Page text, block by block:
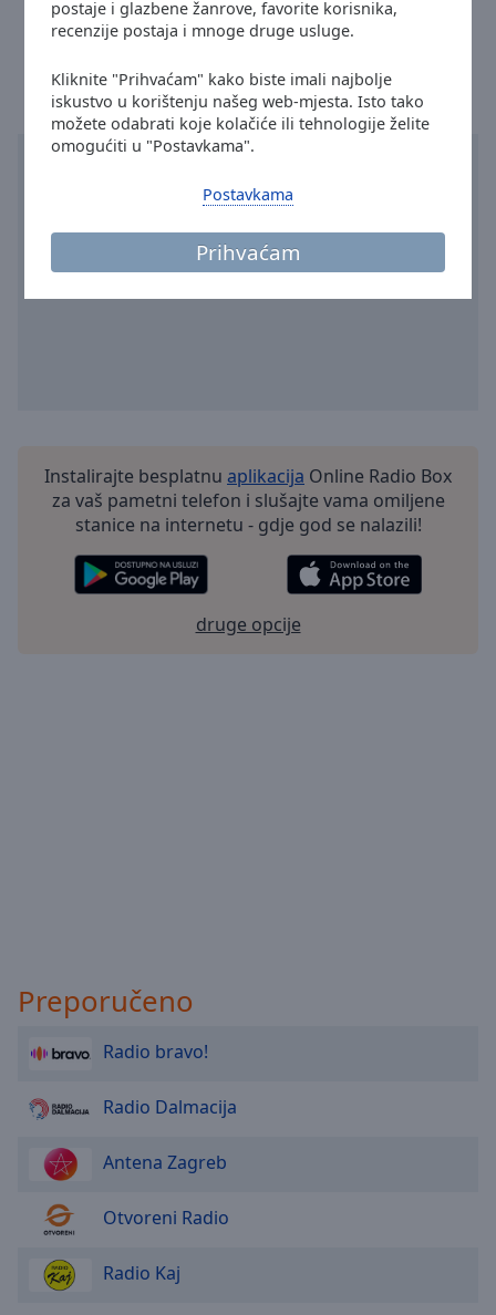
postaje i glazbene žanrove, favorite korisnika,
recenzije postaja i mnoge druge usluge.
Kliknite "Prihvaćam" kako biste imali najbolje
iskustvo u korištenju našeg web-mjesta. Isto tako
možete odabrati koje kolačiće ili tehnologije želite
omogućiti u "Postavkama".
Prihvaćam
Postavkama
dialog
Vrijeme u gradu Maruševec:01:19,08.07.2026
Instalirajte besplatnu aplikacija Online Radio Box
za vaš pametni telefon i slušajte vama omiljene
stanice na internetu - gdje god se nalazili!
druge opcije
Preporučeno
Radio bravo!
Radio Dalmacija
Antena Zagreb
Otvoreni Radio
Radio Kaj